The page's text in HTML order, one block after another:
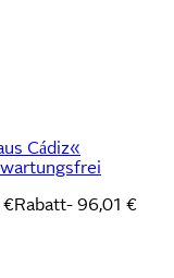
Cádiz«
€Rabatt- 96,01 €